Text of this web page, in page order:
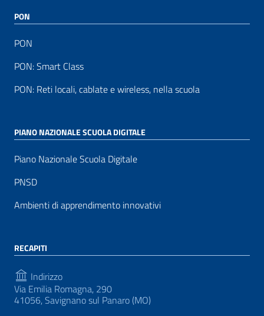
PON
PON
PON: Smart Class
PON: Reti locali, cablate e wireless, nella scuola
PIANO NAZIONALE SCUOLA DIGITALE
Piano Nazionale Scuola Digitale
PNSD
Ambienti di apprendimento innovativi
RECAPITI
Indirizzo
Via Emilia Romagna, 290
41056, Savignano sul Panaro (MO)